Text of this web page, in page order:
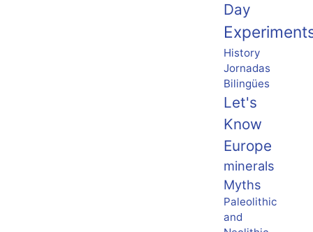
Day
History
Jornadas
Bilingües
Let's
Know
Europe
minerals
Myths
Paleolithic
and